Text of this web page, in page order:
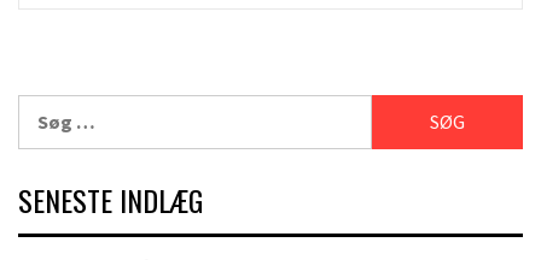
efter:
SENESTE INDLÆG